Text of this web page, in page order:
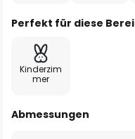
Perfekt für diese
Kinderzim
mer
Abmessungen